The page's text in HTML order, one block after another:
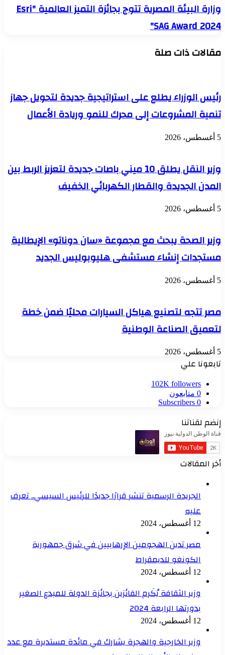
الشكاوى
خلال
أكتوبر
الماضي
وزارة
البيئة
المصرية
التميز
2024"
وزارة البيئة المصرية تتوج بجائزة التميز العالمية "Esri
SAG Award 2024"
مقالات ذات صلة
رئيس الوزراء يطلع على استراتيجية جديدة لتحويل جهاز
تنمية المشروعات إلى محرك للنمو وريادة الأعمال
5 أغسطس، 2026
وزير النقل يطلق 10 ميني باصات جديدة لتعزيز الربط بين
المدن الجديدة والقطار الكهربائي الخفيف
5 أغسطس، 2026
وزير الصحة يبحث مع مجموعة «سان دوناتو» الإيطالية
مستجدات إنشاء مستشفى هليوبوليس الجديد
5 أغسطس، 2026
مصر تتجه لتصنيع هياكل السيارات محليًا ضمن خطة
لتعميق الصناعة الوطنية
5 أغسطس، 2026
تابعونا علي
102K followers
0 متابعون
0
Subscribers
إنضم لقناتنا
أخر المقالات
الجريدة الرسمية تنشر قرارًا جديدًا للرئيس السيسي.. تعرف
عليه
12 أغسطس، 2024
مصر تدين الهجومين الإرهابيين في شرق جمهورية
الكونغو للديمقراط
12 أغسطس، 2024
وزير الثقافة يُكَرم الفائزين بجائزة الدولة للمبدع الصغير
بدورتها الرابعة 2024
12 أغسطس، 2024
وزير الخارجية والهجرة يشارك في مائدة مستديرة مع عدد